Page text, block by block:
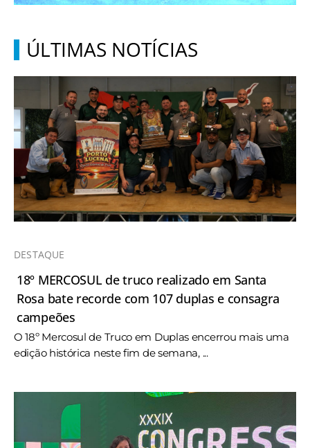
ÚLTIMAS NOTÍCIAS
DESTAQUE
18º MERCOSUL de truco realizado em Santa
Rosa bate recorde com 107 duplas e consagra
campeões
O 18º Mercosul de Truco em Duplas encerrou mais uma
edição histórica neste fim de semana, ...